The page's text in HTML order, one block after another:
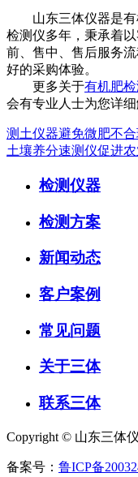
山东三体仪器是有
检测仪多年，秉承着
前、售中、售后服务
好的采购体验。
更多关于有机肥
会有专业人士为您详细
测土仪器避免微肥不
土壤养分速测仪促进
检测仪器
检测方案
新闻动态
客户案例
常见问题
关于三体
联系三体
Copyright © 山东三体
备案号： 鲁ICP备